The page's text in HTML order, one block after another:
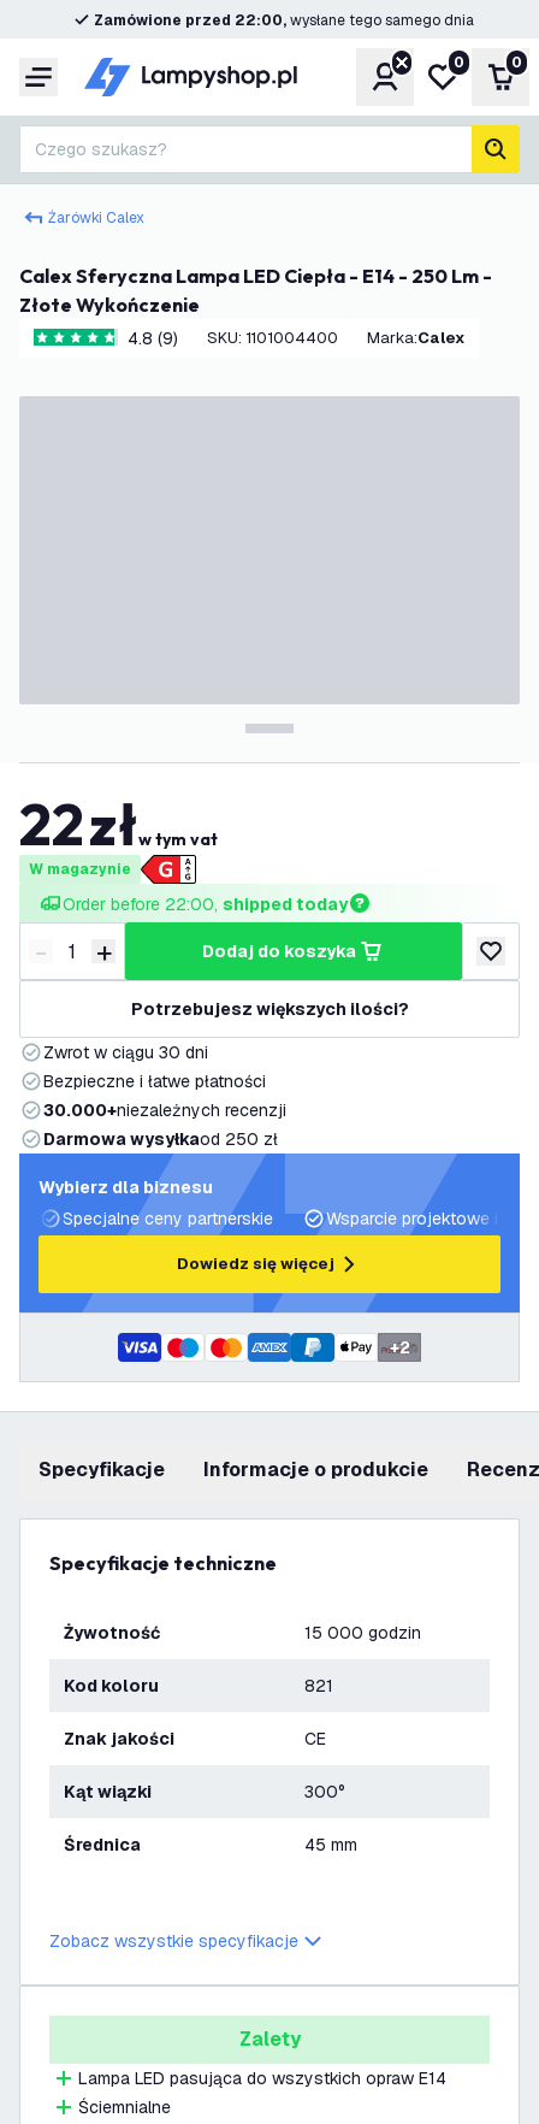
Zamówione przed 22:00,wysłane tego samego dnia
Menu KontoMoja lista
0 0
Czego szukasz?
Żarówki Calex
Calex Sferyczna Lampa LED Ciepła - E14 - 250 Lm -
Złote Wykończenie
4.8 Gwiazdki oceny
4.8 (9) SKU: 1101004400 Marka: Calex
22złw tym vat
W magazynie
Order before 22:00, shipped today
Zmniejsz ilość
- Zwiększ ilość
+ dodaj do koszyka
dodaj
Potrzebujesz większych ilości?
Zwrot w ciągu 30 dni
Bezpieczne i łatwe płatności
30.000+niezależnych recenzji
Darmowa wysyłkaod 250 zł
Wybierz dla biznesu
Specjalne ceny partnerskie
Wsparcie projektowe i
Dowiedz się więcej
+2
Specyfikacje informacje o produkcie
Specyfikacje techniczne
Żywotność 15 000 godzin
Kod koloru 821
Znak jakości CE
Kąt wiązki 300°
Średnica 45 mm
Zobacz wszystkie specyfikacje
Zalety
Lampa LED pasująca do wszystkich opraw E14
Ściemnialne